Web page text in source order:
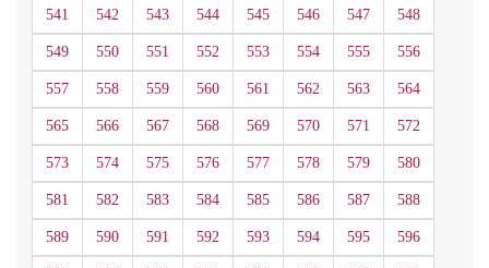
541 542 543 544 545 546 547 548
549 550 551 552 553 554 555 556
557 558 559 560 561 562 563 564
565 566 567 568 569 570 571 572
573 574 575 576 577 578 579 580
581 582 583 584 585 586 587 588
589 590 591 592 593 594 595 596